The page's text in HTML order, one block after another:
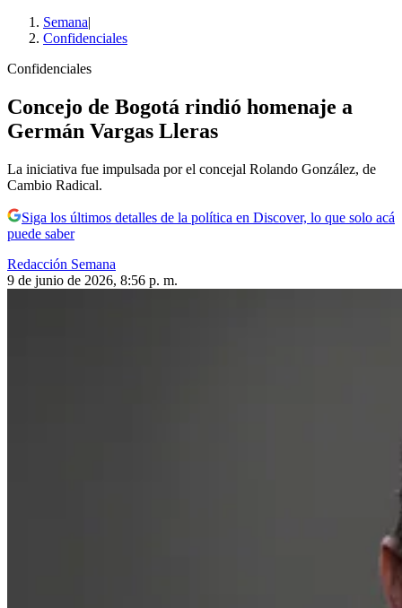
Semana|
Confidenciales
Confidenciales
Concejo de Bogotá rindió homenaje a
Germán Vargas Lleras
La iniciativa fue impulsada por el concejal Rolando González, de
Cambio Radical.
Siga los últimos detalles de la política en Discover, lo que solo acá
puede saber
Redacción Semana
9 de junio de 2026, 8:56 p. m.